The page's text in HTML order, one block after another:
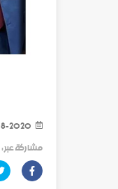
مشاركة عبر :